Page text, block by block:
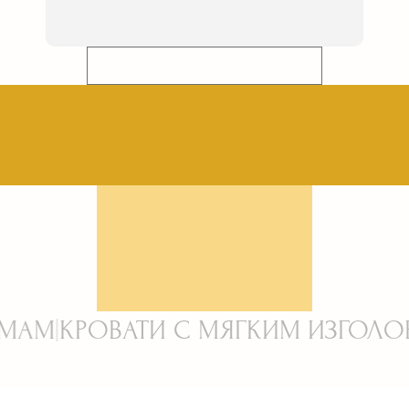
МЯГКИЕ СТЕНОВЫЕ ПАНЕЛИ
С МЯГКИМ ИЗГОЛОВЬЕМ НА